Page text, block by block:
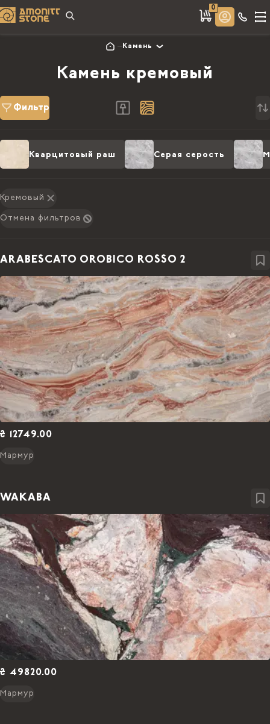
0
Камень
Камень кремовый
Фильтр
Кварцитовый раш Серая серость
Кремовый
Отмена фильтров
ARABESCATO OROBICO ROSSO 2
₴ 12749.00
Мармур
WAKABA
₴ 49820.00
Мармур